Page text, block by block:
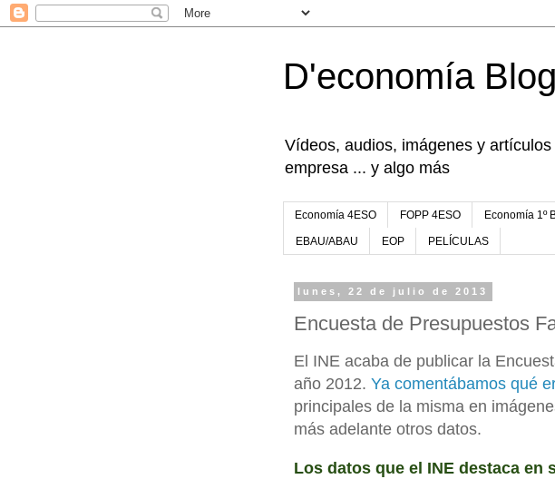
D'economía Blog
Vídeos, audios, imágenes y
empresa ... y algo más
Economía 4ESO FOPP 4ESO Economía 1º
EBAU/ABAU EOP PELÍCULAS
lunes, 22 de julio de 2013
Encuesta de Presupuestos
El INE acaba de publicar la
año 2012. Ya comentábamos qué
principales de la misma en
más adelante otros datos.
Los datos que el INE destaca